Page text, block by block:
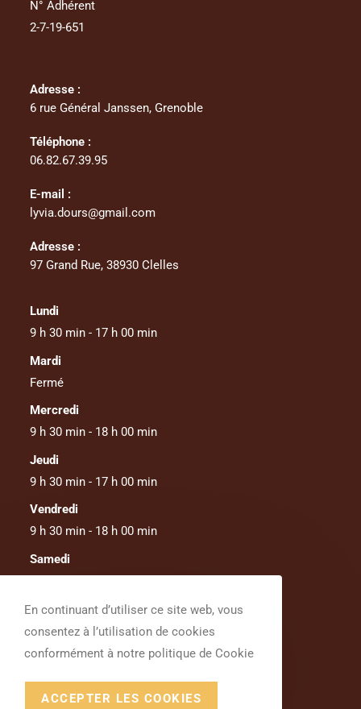
N° Adhérent
2-7-19-651
Adresse :
6 rue Général Janssen, Grenoble
Téléphone :
06.82.67.39.95
E-mail :
lyvia.dours@gmail.com
Adresse :
97 Grand Rue, 38930 Clelles
Lundi
9 h 30 min - 17 h 00 min
Mardi
Fermé
Mercredi
9 h 30 min - 18 h 00 min
Jeudi
9 h 30 min - 17 h 00 min
Vendredi
9 h 30 min - 18 h 00 min
Samedi
Dimanche
Fermé
En continuant d’utiliser ce site web, vous
consentez à l’utilisation de cookies
conformément à notre politique de Cookie
ACCEPTER LES COOKIES